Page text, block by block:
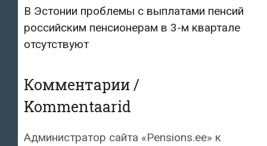
В Эстонии проблемы с выплатами пенсий
российским пенсионерам в 3-м квартале
отсутствуют
Комментарии /
Kommentaarid
Администратор сайта «Pensions.ee» к